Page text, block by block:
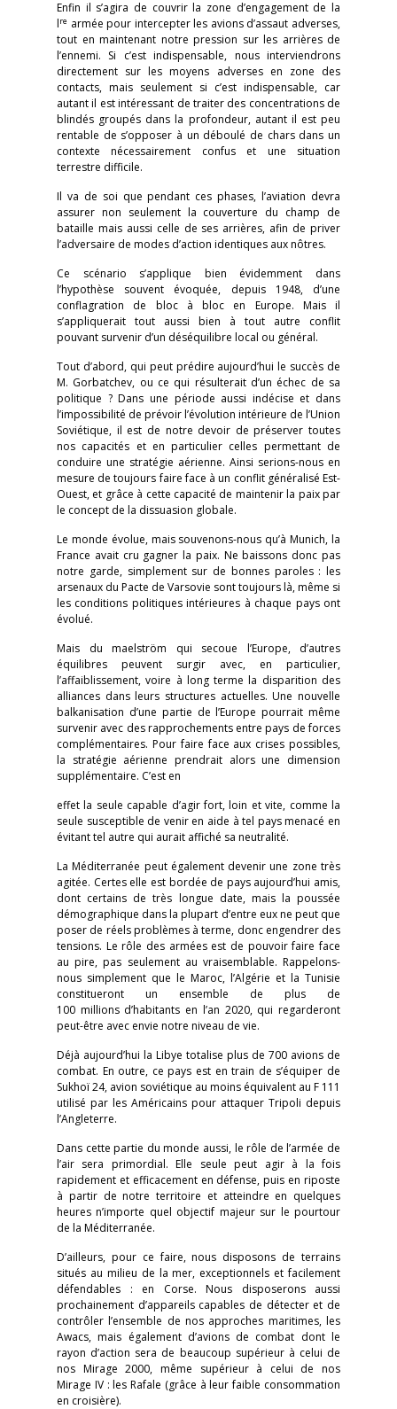
Enfin il s’agira de couvrir la zone d’engagement de la
lre armée pour intercepter les avions d’assaut adverses,
tout en maintenant notre pression sur les arrières de
l’ennemi. Si c’est indispensable, nous interviendrons
directement sur les moyens adverses en zone des
contacts, mais seulement si c’est indispensable, car
autant il est intéressant de traiter des concentrations de
blindés groupés dans la profondeur, autant il est peu
rentable de s’opposer à un déboulé de chars dans un
contexte nécessairement confus et une situation
terrestre difficile.
Il va de soi que pendant ces phases, l’aviation devra
assurer non seulement la couverture du champ de
bataille mais aussi celle de ses arrières, afin de priver
l’adversaire de modes d’action identiques aux nôtres.
Ce scénario s’applique bien évidemment dans
l’hypothèse souvent évoquée, depuis 1948, d’une
conflagration de bloc à bloc en Europe. Mais il
s’appliquerait tout aussi bien à tout autre conflit
pouvant survenir d’un déséquilibre local ou général.
Tout d’abord, qui peut prédire aujourd’hui le succès de
M. Gorbatchev, ou ce qui résulterait d’un échec de sa
politique ? Dans une période aussi indécise et dans
l’impossibilité de prévoir l’évolution intérieure de l’Union
Soviétique, il est de notre devoir de préserver toutes
nos capacités et en particulier celles permettant de
conduire une stratégie aérienne. Ainsi serions-nous en
mesure de toujours faire face à un conflit généralisé Est-
Ouest, et grâce à cette capacité de maintenir la paix par
le concept de la dissuasion globale.
Le monde évolue, mais souvenons-nous qu’à Munich, la
France avait cru gagner la paix. Ne baissons donc pas
notre garde, simplement sur de bonnes paroles : les
arsenaux du Pacte de Varsovie sont toujours là, même si
les conditions politiques intérieures à chaque pays ont
évolué.
Mais du maelström qui secoue l’Europe, d’autres
équilibres peuvent surgir avec, en particulier,
l’affaiblissement, voire à long terme la disparition des
alliances dans leurs structures actuelles. Une nouvelle
balkanisation d’une partie de l’Europe pourrait même
survenir avec des rapprochements entre pays de forces
complémentaires. Pour faire face aux crises possibles,
la stratégie aérienne prendrait alors une dimension
supplémentaire. C’est en
effet la seule capable d’agir fort, loin et vite, comme la
seule susceptible de venir en aide à tel pays menacé en
évitant tel autre qui aurait affiché sa neutralité.
La Méditerranée peut également devenir une zone très
agitée. Certes elle est bordée de pays aujourd’hui amis,
dont certains de très longue date, mais la poussée
démographique dans la plupart d’entre eux ne peut que
poser de réels problèmes à terme, donc engendrer des
tensions. Le rôle des armées est de pouvoir faire face
au pire, pas seulement au vraisemblable. Rappelons-
nous simplement que le Maroc, l’Algérie et la Tunisie
constitueront un ensemble de plus de
100 millions d’habitants en l’an 2020, qui regarderont
peut-être avec envie notre niveau de vie.
Déjà aujourd’hui la Libye totalise plus de 700 avions de
combat. En outre, ce pays est en train de s’équiper de
Sukhoï 24, avion soviétique au moins équivalent au F 111
utilisé par les Américains pour attaquer Tripoli depuis
l’Angleterre.
Dans cette partie du monde aussi, le rôle de l’armée de
l’air sera primordial. Elle seule peut agir à la fois
rapidement et efficacement en défense, puis en riposte
à partir de notre territoire et atteindre en quelques
heures n’importe quel objectif majeur sur le pourtour
de la Méditerranée.
D’ailleurs, pour ce faire, nous disposons de terrains
situés au milieu de la mer, exceptionnels et facilement
défendables : en Corse. Nous disposerons aussi
prochainement d’appareils capables de détecter et de
contrôler l’ensemble de nos approches maritimes, les
Awacs, mais également d’avions de combat dont le
rayon d’action sera de beaucoup supérieur à celui de
nos Mirage 2000, même supérieur à celui de nos
Mirage IV : les Rafale (grâce à leur faible consommation
en croisière).